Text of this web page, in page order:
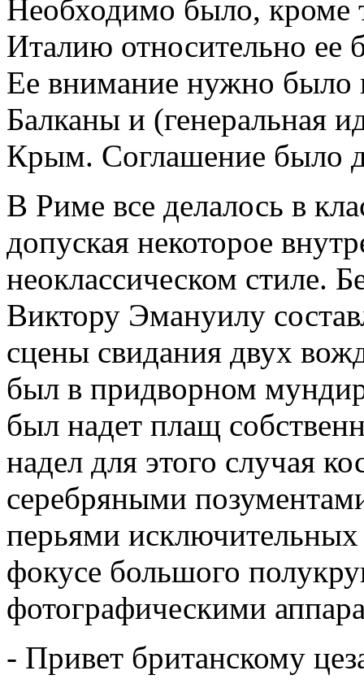
Необходимо было, кроме
Италию относительно ее
Ее внимание нужно было
Балканы и (генеральная
Крым. Соглашение было
В Риме все делалось в
допуская некоторое
неоклассическом стиле.
Виктору Эмануилу
сцены свидания двух
был в придворном
был надет плащ
надел для этого случая
серебряными
перьями
фокусе большого
фотографическими
- Привет британскому